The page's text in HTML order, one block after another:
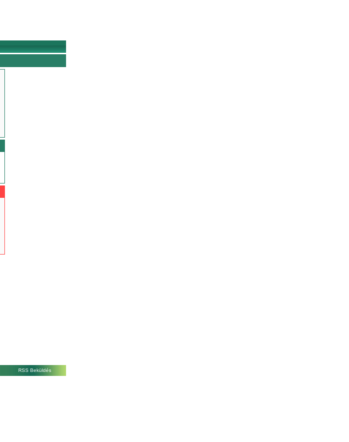
RSS Beküldés